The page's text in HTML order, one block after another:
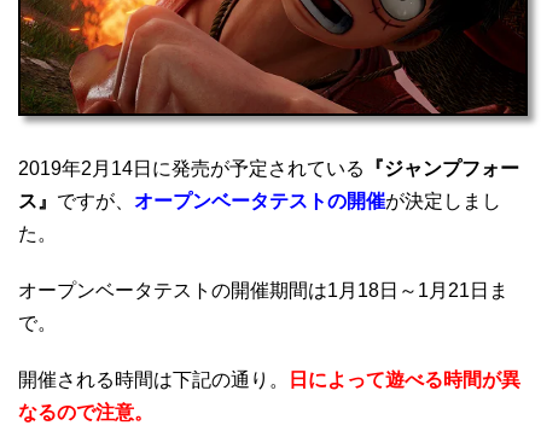
2019年2月14日に発売が予定されている
『ジャンプフォー
ス』 ですが、 オープンベータテストの開催が決定しまし
た。
オープンベータテストの開催期間は1月18日～1月21日ま
で。
開催される時間は下記の通り。
日によって遊べる時間が異
なるので注意。